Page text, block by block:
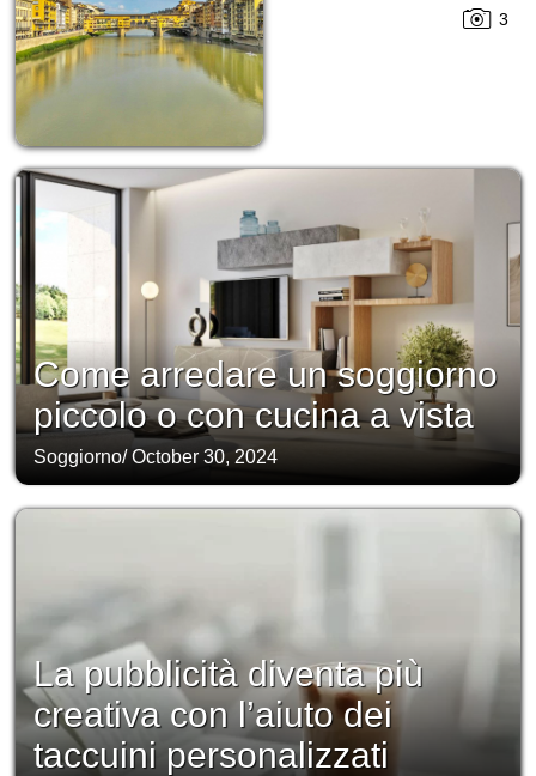
3
Come arredare un soggiorno
piccolo o con cucina a vista
Soggiorno/October 30, 2024
La pubblicità diventa più
creativa con l’aiuto dei
taccuini personalizzati